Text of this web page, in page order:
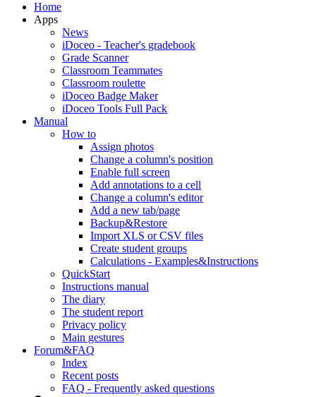
Home
Apps
News
iDoceo - Teacher's gradebook
Grade Scanner
Classroom Teammates
Classroom roulette
iDoceo Badge Maker
iDoceo Tools Full Pack
Manual
How to
Assign photos
Change a column's position
Enable full screen
Add annotations to a cell
Change a column's editor
Add a new tab/page
Backup&Restore
Import XLS or CSV files
Create student groups
Calculations - Examples&Instructions
QuickStart
Instructions manual
The diary
The student report
Privacy policy
Main gestures
Forum&FAQ
Index
Recent posts
FAQ - Frequently asked questions